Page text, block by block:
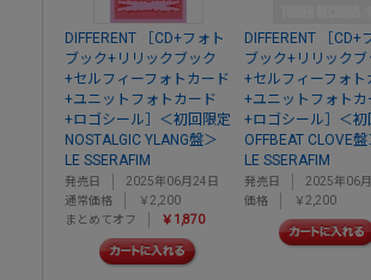
DIFFERENT ［CD+フォト
ブック+リリックブック
+セルフィーフォトカード
+ユニットフォトカード
+ロゴシール］＜初回限定
NOSTALGIC YLANG盤＞
LE SSERAFIM
発売日
2025年06月24日
通常価格
￥2,200
まとめてオフ
￥1,870
DIFFERENT ［CD+
ブック+リリックブ
+セルフィーフォト
+ユニットフォトカ
+ロゴシール］＜初
OFFBEAT CLOVE盤
LE SSERAFIM
発売日
2025年06
価格
￥2,200